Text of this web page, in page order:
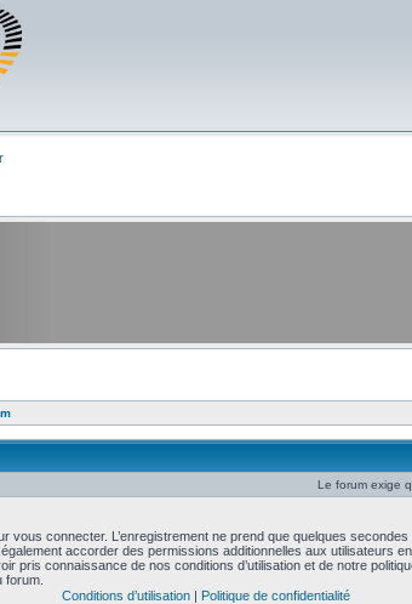
Le forum exige
vous connecter. L’enregistrement ne prend que quelques secondes
également accorder des permissions additionnelles aux utilisateurs
pris connaissance de nos conditions d’utilisation et de notre
forum.
Conditions d’utilisation| Politique de confidentialité